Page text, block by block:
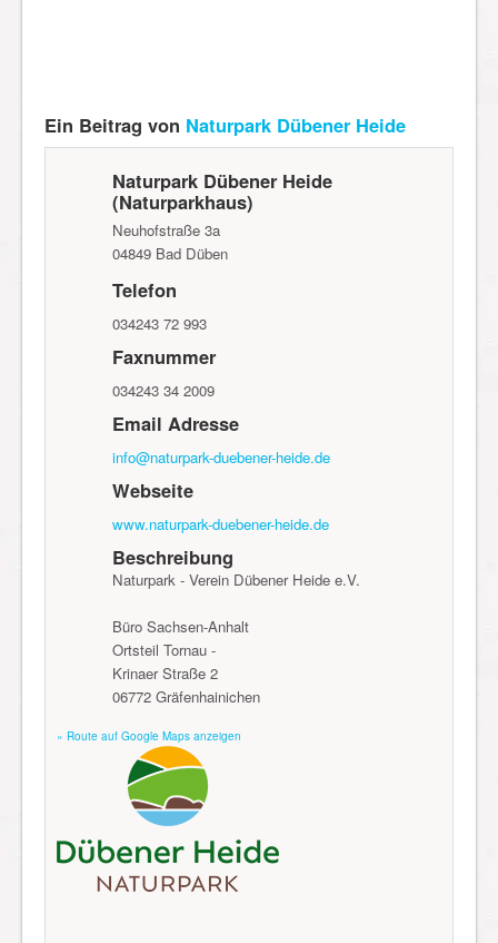
Ein Beitrag von Naturpark Dübener Heide
Naturpark Dübener Heide
(Naturparkhaus)
Neuhofstraße 3a
04849 Bad Düben
Telefon
034243 72 993
Faxnummer
034243 34 2009
Email Adresse
info@naturpark-duebener-heide.de
Webseite
www.naturpark-duebener-heide.de
Beschreibung
Naturpark - Verein Dübener Heide e.V.
Büro Sachsen-Anhalt
Ortsteil Tornau -
Krinaer Straße 2
06772 Gräfenhainichen
» Route auf Google Maps anzeigen